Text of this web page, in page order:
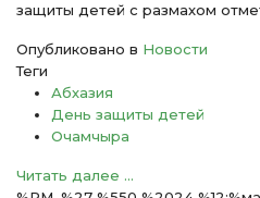
защиты детей с размахом
Опубликовано в Новости
Теги
Абхазия
День защиты детей
Очамчыра
Читать далее ...